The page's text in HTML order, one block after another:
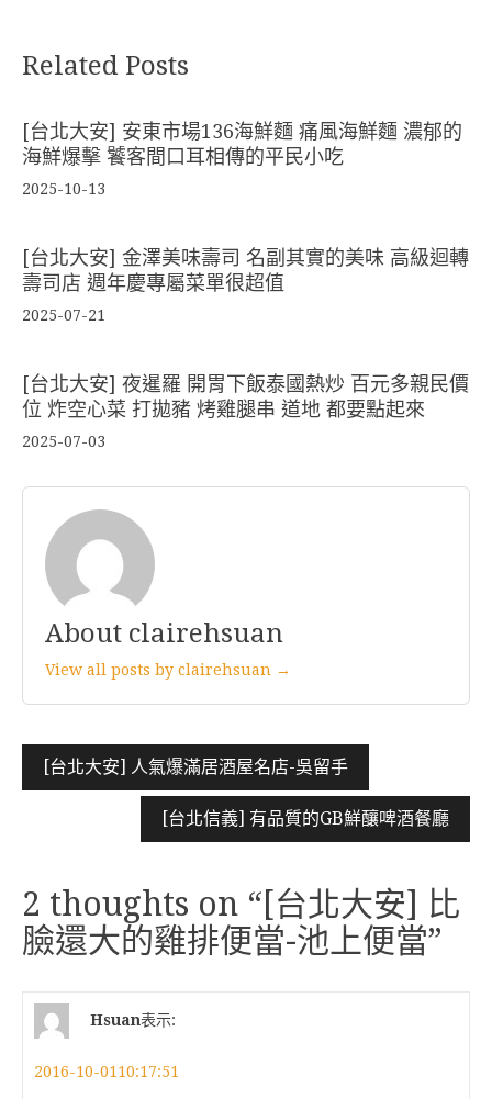
Related Posts
[台北大安] 安東市場136海鮮麵 痛風海鮮麵 濃郁的
海鮮爆擊 饕客間口耳相傳的平民小吃
2025-10-13
[台北大安] 金澤美味壽司 名副其實的美味 高級迴轉
壽司店 週年慶專屬菜單很超值
2025-07-21
[台北大安] 夜暹羅 開胃下飯泰國熱炒 百元多親民價
位 炸空心菜 打拋豬 烤雞腿串 道地 都要點起來
2025-07-03
About clairehsuan
View all posts by clairehsuan →
文
章
[台北大安] 人氣爆滿居酒屋名店-吳留手
[台北信義] 有品質的GB鮮釀啤酒餐廳
2 thoughts on “ [台北大安] 比
臉還大的雞排便當-池上便當”
Hsuan表示:
2016-10-0110:17:51